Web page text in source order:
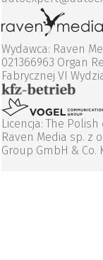
Wydawca: Raven
021366963 Organ
Fabrycznej VI
Licencja: The
Raven Media sp. z
Group GmbH & Co.